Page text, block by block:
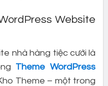
Website
nhà hàng tiệc cưới là
Theme WordPress
Theme – một trong